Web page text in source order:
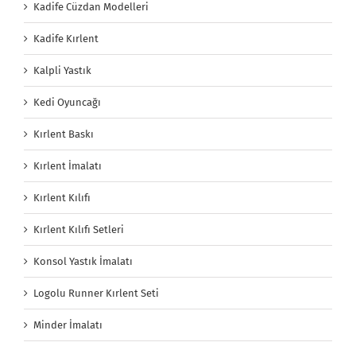
Kadife Cüzdan Modelleri
Kadife Kırlent
Kalpli Yastık
Kedi Oyuncağı
Kırlent Baskı
Kırlent İmalatı
Kırlent Kılıfı
Kırlent Kılıfı Setleri
Konsol Yastık İmalatı
Logolu Runner Kırlent Seti
Minder İmalatı